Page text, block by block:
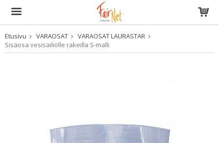
Tuote on lisätty ostoskoriin
Etusivu VARAOSAT
VARAOSAT LAURASTAR
Sisäosa vesisäiliölle rakeilla S-malli